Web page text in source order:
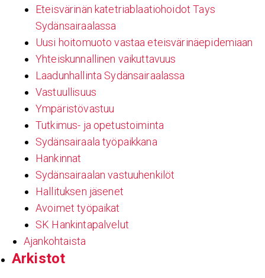
Eteisvärinän katetriablaatiohoidot Tays
Sydänsairaalassa
Uusi hoitomuoto vastaa eteisvärinäepidemiaan
Yhteiskunnallinen vaikuttavuus
Laadunhallinta Sydänsairaalassa
Vastuullisuus
Ympäristövastuu
Tutkimus- ja opetustoiminta
Sydänsairaala työpaikkana
Hankinnat
Sydänsairaalan vastuuhenkilöt
Hallituksen jäsenet
Avoimet työpaikat
SK Hankintapalvelut
Ajankohtaista
Arkistot